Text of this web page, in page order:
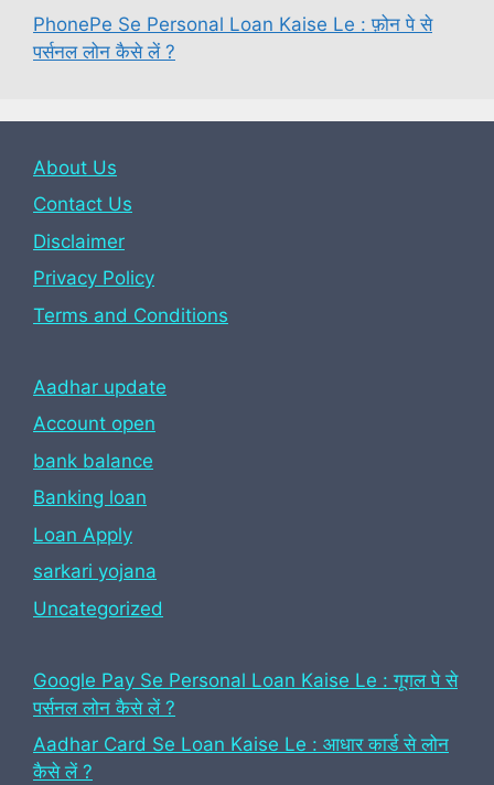
PhonePe Se Personal Loan Kaise Le : फ़ोन पे से
पर्सनल लोन कैसे लें ?
About Us
Contact Us
Disclaimer
Privacy Policy
Terms and Conditions
Aadhar update
Account open
bank balance
Banking loan
Loan Apply
sarkari yojana
Uncategorized
Google Pay Se Personal Loan Kaise Le : गूगल पे से
पर्सनल लोन कैसे लें ?
Aadhar Card Se Loan Kaise Le : आधार कार्ड से लोन
कैसे लें ?